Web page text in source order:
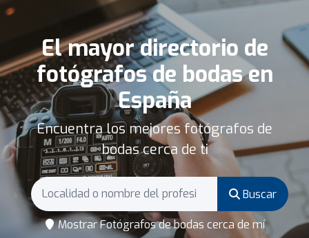
El mayor directorio de
fotógrafos de bodas en
España
Encuentra los mejores fotógrafos de
bodas cerca de ti
Buscar
Mostrar Fotógrafos de bodas cerca de mí